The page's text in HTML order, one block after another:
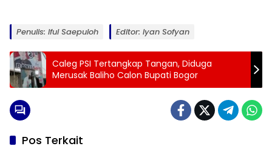
Penulis: Iful Saepuloh Editor: Iyan Sofyan
Caleg PSI Tertangkap Tangan, Diduga
Merusak Baliho Calon Bupati Bogor
Pos Terkait